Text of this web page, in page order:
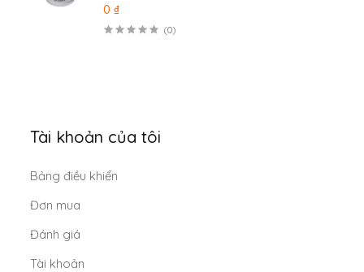
0 ₫
(0)
Tài khoản của tôi
Bảng điều khiển
Đơn mua
Đánh giá
Tài khoản